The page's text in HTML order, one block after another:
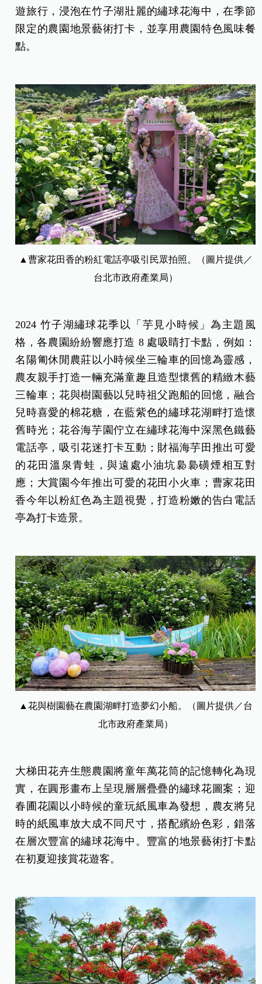
遊旅行，浸泡在竹子湖壯麗的繡球花海中，在季節
限定的農園地景藝術打卡，並享用農園特色風味餐
點。
▲曹家花田香的粉紅電話亭吸引民眾拍照。（圖片提供／
台北市政府產業局）
2024 竹子湖繡球花季以「芋見小時候」為主題風
格，各農園紛紛響應打造 8 處吸睛打卡點，例如：
名陽匍休閒農莊以小時候坐三輪車的回憶為靈感，
農友親手打造一輛充滿童趣且造型懷舊的精緻木藝
三輪車；花與樹園藝以兒時祖父跑船的回憶，融合
兒時喜愛的棉花糖，在藍紫色的繡球花湖畔打造懷
舊時光；花谷海芋園佇立在繡球花海中深黑色鐵藝
電話亭，吸引花迷打卡互動；財福海芋田推出可愛
的花田溫泉青蛙，與遠處小油坑裊裊磺煙相互對
應；大賞園今年推出可愛的花田小火車；曹家花田
香今年以粉紅色為主題視覺，打造粉嫩的告白電話
亭為打卡造景。
▲花與樹園藝在農園湖畔打造夢幻小船。（圖片提供／台
北市政府產業局）
大梯田花卉生態農園將童年萬花筒的記憶轉化為現
實，在圓形畫布上呈現層層疊疊的繡球花圖案；迎
春圃花園以小時候的童玩紙風車為發想，農友將兒
時的紙風車放大成不同尺寸，搭配繽紛色彩，錯落
在層次豐富的繡球花海中。豐富的地景藝術打卡點
在初夏迎接賞花遊客。